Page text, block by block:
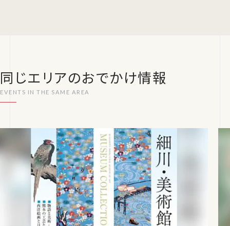
同じエリアのおでかけ情報